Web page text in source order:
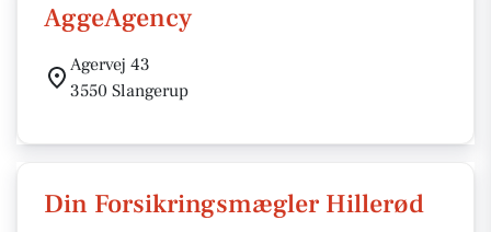
AggeAgency
Agervej 43
3550 Slangerup
Din Forsikringsmægler Hillerød